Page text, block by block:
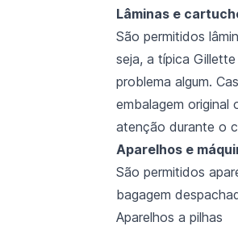
Lâminas e
São permitidos
seja, a típica
problema algum.
embalagem original
atenção durante o
Aparelhos e
São permitidos
bagagem
Aparelhos a pilhas